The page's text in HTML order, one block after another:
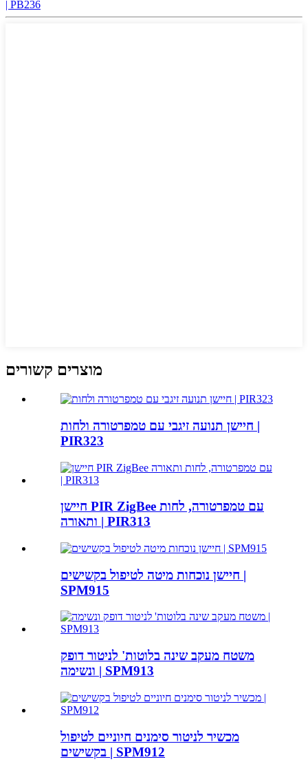
| PB236
מוצרים קשורים
חיישן תנועה זיגבי עם טמפרטורה ולחות |
PIR323
חיישן PIR ZigBee עם טמפרטורה, לחות
ותאורה | PIR313
חיישן נוכחות מיטה לטיפול בקשישים |
SPM915
משטח מעקב שינה בלוטות' לניטור דופק
ונשימה | SPM913
מכשיר לניטור סימנים חיוניים לטיפול
בקשישים | SPM912